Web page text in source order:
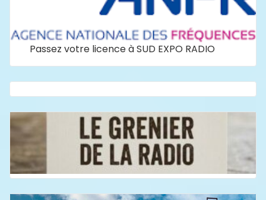
Passez votre licence à SUD EXPO RADIO